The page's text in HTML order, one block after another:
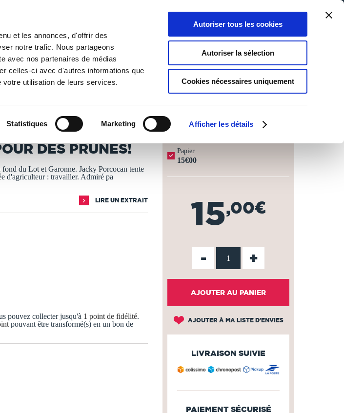
et les annonces, d'offrir des
notre trafic. Nous partageons
avec nos partenaires de médias
celles-ci avec d'autres informations que
utilisation de leurs services.
Statistiques Marketing Afficher les détails
Autoriser tous les cookies
Autoriser la sélection
Cookies nécessaires uniquement
0
Panier
0
Ma liste
Connexion
LIBRAIRIE
- DÉLAI ACTUEL : 3 À 5 JOURS OUVRÉS ⏱️
DES PRUNES!
du Lot et Garonne. Jacky Porcocan tente
d'agriculteur : travailler. Admiré pa
LIRE UN EXTRAIT
pouvez collecter jusqu'à 1 point de fidélité.
pouvant être transformé(s) en un bon de
Papier
15€00
15,00€
- +
AJOUTER AU PANIER
AJOUTER À MA LISTE D'ENVIES
LIVRAISON SUIVIE
PAIEMENT SÉCURISÉ